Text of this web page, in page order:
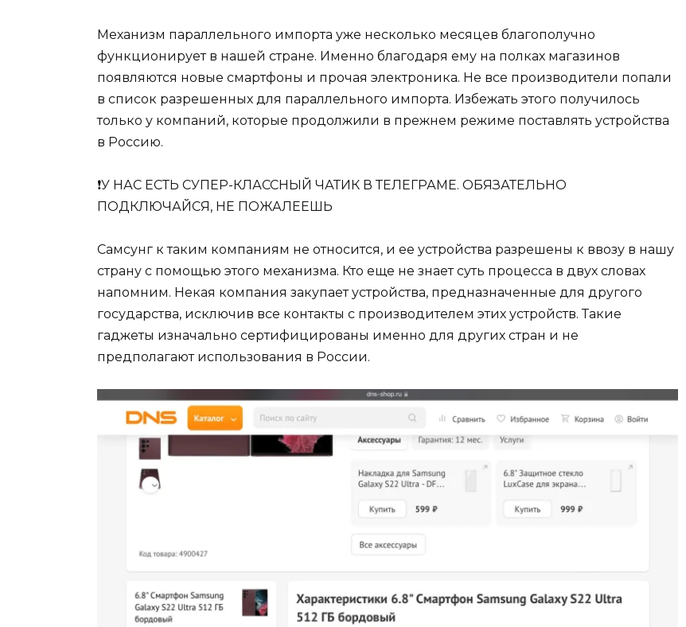
Механизм параллельного импорта уже несколько месяцев благополучно
функционирует в нашей стране. Именно благодаря ему на полках магазинов
появляются новые смартфоны и прочая электроника. Не все производители попали
в список разрешенных для параллельного импорта. Избежать этого получилось
только у компаний, которые продолжили в прежнем режиме поставлять устройства
в Россию.
❗️У НАС ЕСТЬ СУПЕР-КЛАССНЫЙ ЧАТИК В ТЕЛЕГРАМЕ. ОБЯЗАТЕЛЬНО
ПОДКЛЮЧАЙСЯ, НЕ ПОЖАЛЕЕШЬ
Самсунг к таким компаниям не относится, и ее устройства разрешены к ввозу в нашу
страну с помощью этого механизма. Кто еще не знает суть процесса в двух словах
напомним. Некая компания закупает устройства, предназначенные для другого
государства, исключив все контакты с производителем этих устройств. Такие
гаджеты изначально сертифицированы именно для других стран и не
предполагают использования в России.